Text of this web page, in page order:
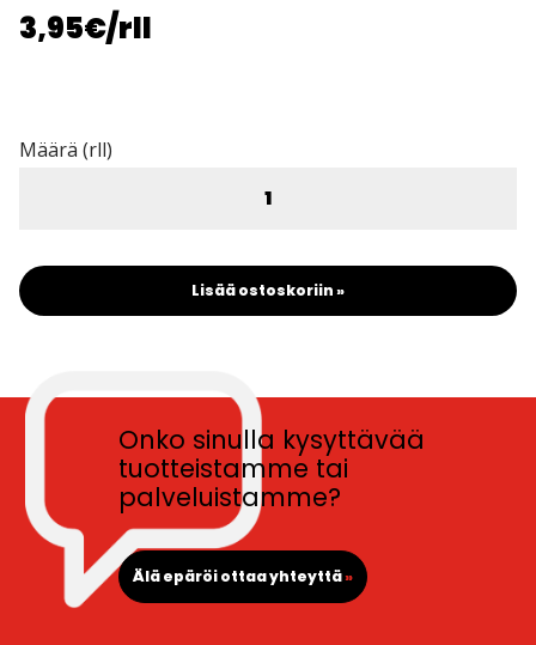
3,95€/rll
Määrä (rll)
Lisää ostoskoriin »
Onko sinulla kysyttävää
tuotteistamme tai
palveluistamme?
Älä epäröi ottaa yhteyttä»